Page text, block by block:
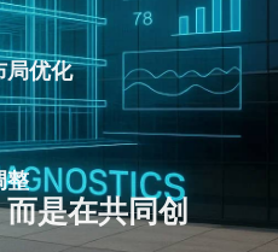
局优化
整
而是在共同创